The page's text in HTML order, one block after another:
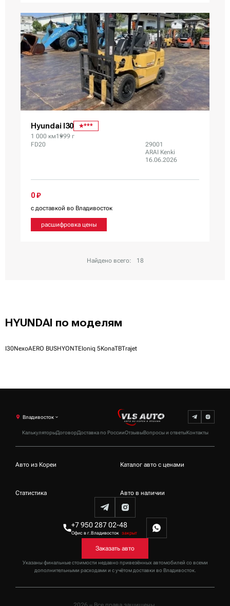
Hyundai I30 ***
1 000 км1999 г
FD20
29001
ARAI Kenki
16.06.2026
0 ₽
с доставкой во Владивосток
расшифровка цены
Найдено всего: 18
HYUNDAI по моделям
I30NexoAERO BUSHYONTEIoniq 5KonaTBTrajet
КалькуляторыДоговорДоставка по РоссииОтзывыВопросы и ответыКонтакты
Владивосток
+7 950 287 02-48
Офис в г.Владивосток закрыт
Указаны финальные стоимости недавно привезённых автомобилей со всеми
дополнительными расходами и с учётом доставки во Владивосток.
Заказать авто
Авто из Кореи Каталог авто с ценами
Статистика Авто в наличии